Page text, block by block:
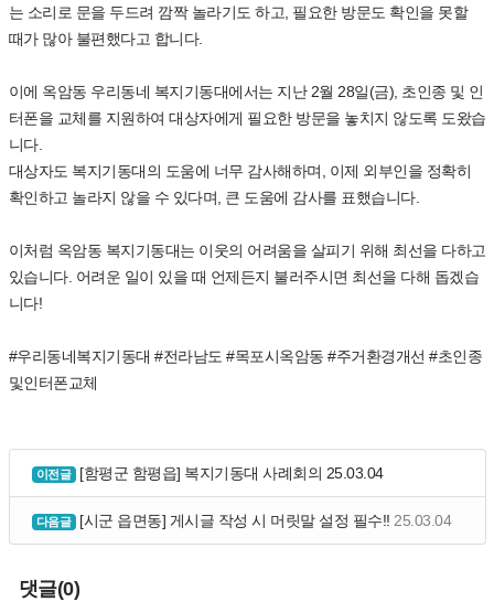
는 소리로 문을 두드려 깜짝 놀라기도 하고, 필요한 방문도 확인을 못할
때가 많아 불편했다고 합니다.
이에 옥암동 우리동네 복지기동대에서는 지난 2월 28일(금), 초인종 및 인
터폰을 교체를 지원하여 대상자에게 필요한 방문을 놓치지 않도록 도왔습
니다.
대상자도 복지기동대의 도움에 너무 감사해하며, 이제 외부인을 정확히
확인하고 놀라지 않을 수 있다며, 큰 도움에 감사를 표했습니다.
이처럼 옥암동 복지기동대는 이웃의 어려움을 살피기 위해 최선을 다하고
있습니다. 어려운 일이 있을 때 언제든지 불러주시면 최선을 다해 돕겠습
니다!
#우리동네복지기동대 #전라남도 #목포시옥암동 #주거환경개선 #초인종
및인터폰교체
이전글 [함평군 함평읍] 복지기동대 사례회의 25.03.04
다음글 [시군 읍면동] 게시글 작성 시 머릿말 설정 필수!! 25.03.04
댓글(0)